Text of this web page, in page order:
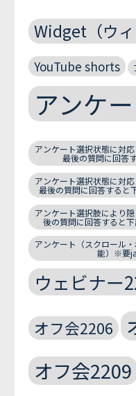
Widget（ウィ
YouTube shorts
アンケ
アンケート選択状態に対
最後の質問に回答
アンケート選択状態に対
最後の質問に回答する
アンケート選択肢により
後の質問に回答すると
アンケート（スクロール
能）※要
ウェビナー
オフ会2206
オフ会2209